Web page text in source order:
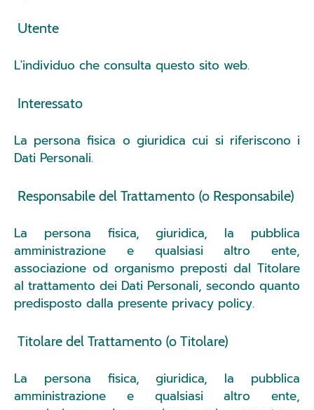
Utente
L'individuo che consulta questo sito web.
Interessato
La persona fisica o giuridica cui si riferiscono i
Dati Personali.
Responsabile del Trattamento (o Responsabile)
La persona fisica, giuridica, la pubblica
amministrazione e qualsiasi altro ente,
associazione od organismo preposti dal Titolare
al trattamento dei Dati Personali, secondo quanto
predisposto dalla presente privacy policy.
Titolare del Trattamento (o Titolare)
La persona fisica, giuridica, la pubblica
amministrazione e qualsiasi altro ente,